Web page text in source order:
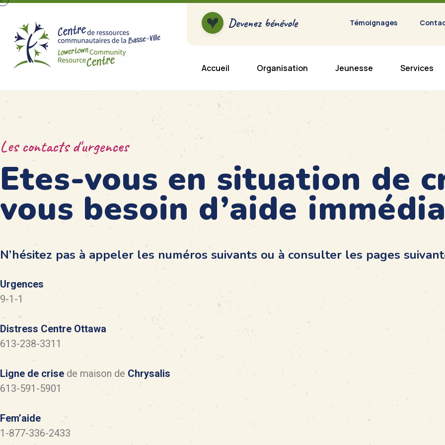
Devenez bénévole Témoignages
Accueil Organisation Jeunesse Services
Les contacts d'urgences
Etes-vous en situation de
vous besoin d’aide
N’hésitez pas à appeler les numéros suivants ou à consulter les pages
Urgences
9-1-1
Distress Centre Ottawa
613-238-3311
Ligne de crise de maison de Chrysalis
613-591-5901
Fem’aide
1-877-336-2433